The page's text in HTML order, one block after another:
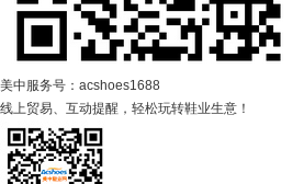
美中服务号：acshoes1688
线上贸易、互动提醒，轻松玩转鞋业生意！